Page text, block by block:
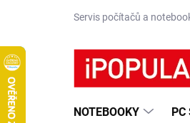
Servis počítačů a
NOTEBOOKY PC